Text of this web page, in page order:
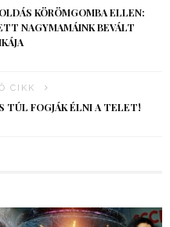
KÖRÖMGOMBA ELLEN:
NAGYMAMÁINK BEVÁLT
CIKK
TÚL FOGJÁK ÉLNI A TELET!